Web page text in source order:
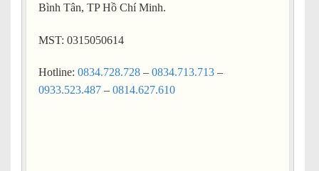
Bình Tân, TP Hồ Chí Minh.
MST: 0315050614
Hotline: 0834.728.728 – 0834.713.713 –
0933.523.487 – 0814.627.610